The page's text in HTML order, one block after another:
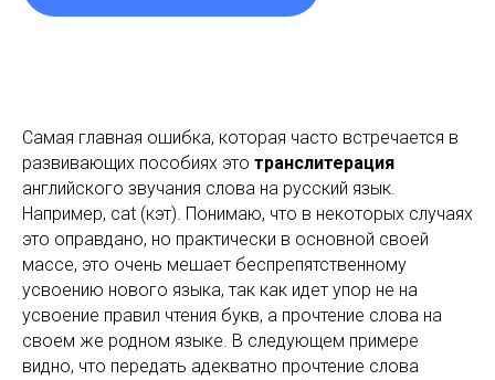
Самая главная ошибка, которая часто встречается в
развивающих пособиях это транслитерация
английского звучания слова на русский язык.
Например, cat (кэт). Понимаю, что в некоторых случаях
это оправдано, но практически в основной своей
массе, это очень мешает беспрепятственному
усвоению нового языка, так как идет упор не на
усвоение правил чтения букв, а прочтение слова на
своем же родном языке. В следующем примере
видно, что передать адекватно прочтение слова